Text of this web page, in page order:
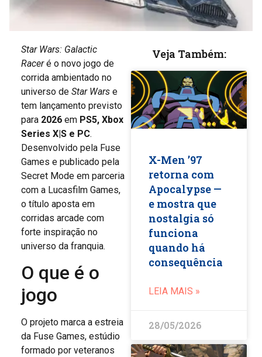
Star Wars: Galactic
Raceré o novo jogo de
corrida ambientado no
universo de Star Wars e
tem lançamento previsto
para 2026 em PS5, Xbox
Series X|S e PC.
Desenvolvido pela Fuse
Games e publicado pela
Secret Mode em parceria
com a Lucasfilm Games,
o título aposta em
corridas arcade com
forte inspiração no
universo da franquia.
O que é o
jogo
O projeto marca a estreia
da Fuse Games, estúdio
formado por veteranos
Veja Também:
X-Men ’97
retorna com
Apocalypse —
e mostra que
nostalgia só
funciona
quando há
consequência
LEIA MAIS »
28/05/2026